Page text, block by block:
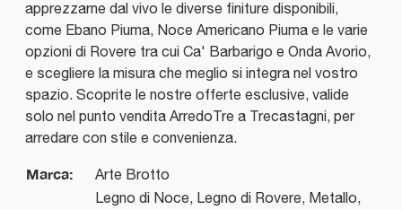
apprezzarne dal vivo le diverse finiture disponibili,
come Ebano Piuma, Noce Americano Piuma e le varie
opzioni di Rovere tra cui Ca' Barbarigo e Onda Avorio,
e scegliere la misura che meglio si integra nel vostro
spazio. Scoprite le nostre offerte esclusive, valide
solo nel punto vendita ArredoTre a Trecastagni, per
arredare con stile e convenienza.
Marca: Arte Brotto
Legno di Noce, Legno di Rovere, Metallo,